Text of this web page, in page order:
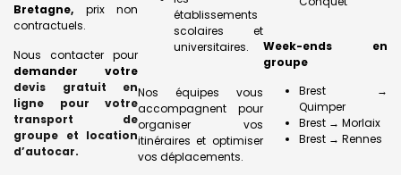
Week-ends en
groupe
Brest →
Quimper
Brest → Morlaix
Brest → Rennes
établissements
scolaires et
universitaires.
Nos équipes vous
accompagnent pour
organiser vos
itinéraires et optimiser
vos déplacements.
Bretagne, prix non
contractuels.
Nous contacter pour
demander votre
devis gratuit en
ligne pour votre
transport de
groupe et location
d’autocar.